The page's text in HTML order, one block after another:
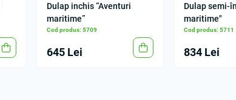
Dulap inchis “Aventuri
maritime”
Cod produs: 5709
645 Lei
Dulap semi-
maritime"
Cod produs: 5711
834 Lei